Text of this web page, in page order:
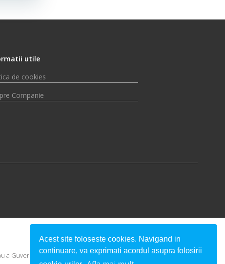
utile
de cookies
Companie
a Guvernului României.
Acest site foloseste cookies. Navigand in
continuare, va exprimati acordul asupra folosirii